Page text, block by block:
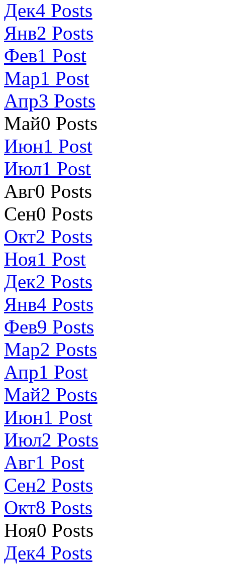
Дек4 Posts
Янв2 Posts
Фев1 Post
Мар1 Post
Апр3 Posts
Май0 Posts
Июн1 Post
Июл1 Post
Авг0 Posts
Сен0 Posts
Окт2 Posts
Ноя1 Post
Дек2 Posts
Янв4 Posts
Фев9 Posts
Мар2 Posts
Апр1 Post
Май2 Posts
Июн1 Post
Июл2 Posts
Авг1 Post
Сен2 Posts
Окт8 Posts
Ноя0 Posts
Дек4 Posts